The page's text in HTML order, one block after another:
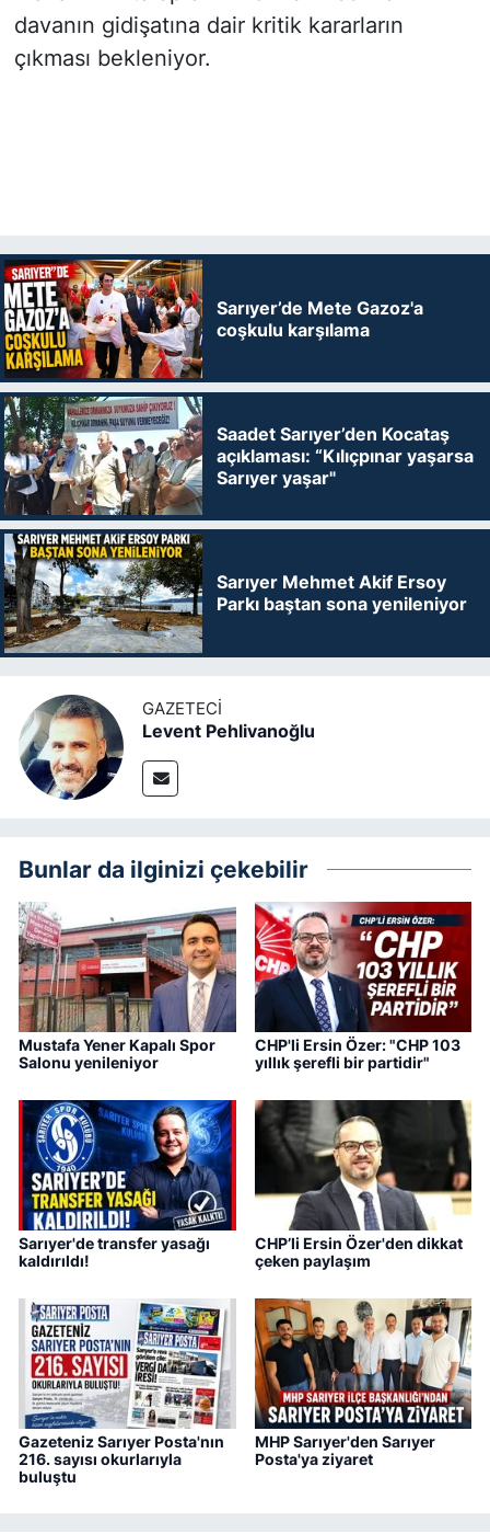
davanın gidişatına dair kritik kararların
çıkması bekleniyor.
Sarıyer’de Mete Gazoz'a
coşkulu karşılama
Saadet Sarıyer’den Kocataş
açıklaması: “Kılıçpınar yaşarsa
Sarıyer yaşar"
Sarıyer Mehmet Akif Ersoy
Parkı baştan sona yenileniyor
GAZETECI
Levent Pehlivanoğlu
Bunlar da ilginizi çekebilir
Mustafa Yener Kapalı Spor
Salonu yenileniyor
CHP'li Ersin Özer: "CHP 103
yıllık şerefli bir partidir"
Sarıyer'de transfer yasağı
kaldırıldı!
CHP’li Ersin Özer'den dikkat
çeken paylaşım
Gazeteniz Sarıyer Posta'nın
216. sayısı okurlarıyla
buluştu
MHP Sarıyer'den Sarıyer
Posta'ya ziyaret